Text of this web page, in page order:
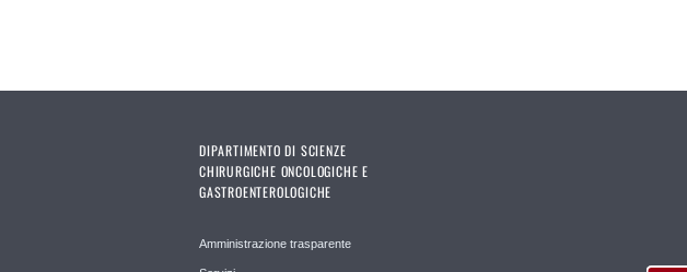
DIPARTIMENTO DI SCIENZE
CHIRURGICHE ONCOLOGICHE E
GASTROENTEROLOGICHE
Amministrazione trasparente